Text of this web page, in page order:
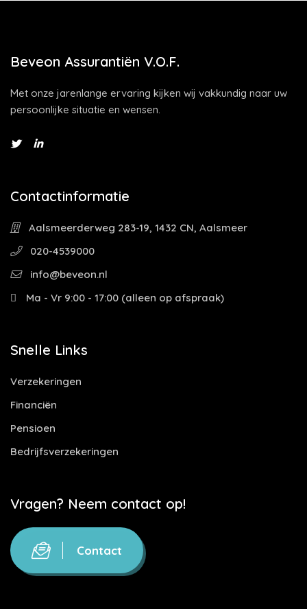
Beveon Assurantiën V.O.F.
Met onze jarenlange ervaring kijken wij vakkundig naar uw
persoonlijke situatie en wensen.
Contactinformatie
Aalsmeerderweg 283-19, 1432 CN, Aalsmeer
020-4539000
info@beveon.nl
Ma - Vr 9:00 - 17:00 (alleen op afspraak)
Snelle Links
Verzekeringen
Financiën
Pensioen
Bedrijfsverzekeringen
Vragen? Neem contact op!
Contact